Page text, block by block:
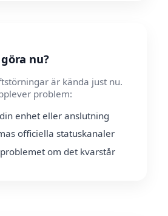
nu?
är kända just nu.
problem:
enhet eller anslutning
officiella statuskanaler
om det kvarstår